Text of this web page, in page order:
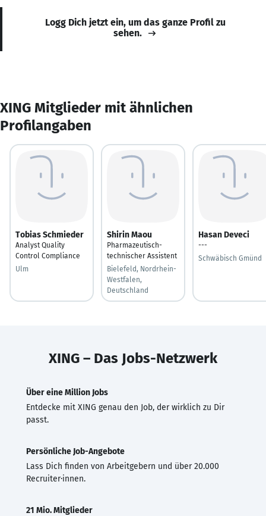
Logg Dich jetzt ein, um das ganze Profil zu
sehen.
XING Mitglieder mit ähnlichen
Profilangaben
Tobias Schmieder
Analyst Quality
Control Compliance
Ulm
Shirin Maou
Pharmazeutisch-
technischer Assistent
Bielefeld, Nordrhein-
Westfalen,
Deutschland
Hasan Deveci
---
Schwäbisch Gmünd
XING – Das Jobs-Netzwerk
Über eine Million Jobs
Entdecke mit XING genau den Job, der wirklich zu Dir
passt.
Persönliche Job-Angebote
Lass Dich finden von Arbeitgebern und über 20.000
Recruiter·innen.
21 Mio. Mitglieder